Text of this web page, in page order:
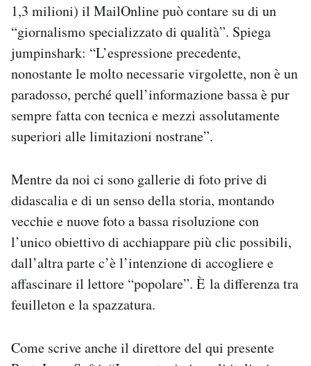
1,3 milioni) il MailOnline può contare su di un
“giornalismo specializzato di qualità”. Spiega
jumpinshark: “L’espressione precedente,
nonostante le molto necessarie virgolette, non è un
paradosso, perché quell’informazione bassa è pur
sempre fatta con tecnica e mezzi assolutamente
superiori alle limitazioni nostrane”.
Mentre da noi ci sono gallerie di foto prive di
didascalia e di un senso della storia, montando
vecchie e nuove foto a bassa risoluzione con
l’unico obiettivo di acchiappare più clic possibili,
dall’altra parte c’è l’intenzione di accogliere e
affascinare il lettore “popolare”. È la differenza tra
feuilleton e la spazzatura.
Come scrive anche il direttore del qui presente